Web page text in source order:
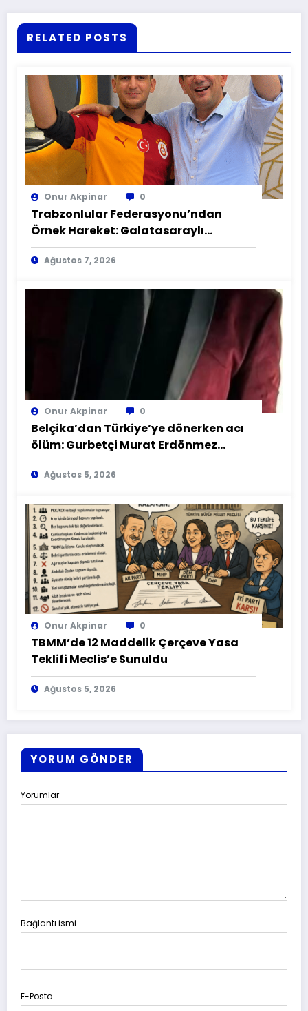
RELATED POSTS
Onur Akpinar 0
Trabzonlular Federasyonu’ndan
Örnek Hareket: Galatasaraylı
Taraftarın Gönlü Alındı
Ağustos 7, 2026
Onur Akpinar 0
Belçika’dan Türkiye’ye dönerken acı
ölüm: Gurbetçi Murat Erdönmez
Sırbistan’da hayatını kaybetti
Ağustos 5, 2026
Onur Akpinar 0
TBMM’de 12 Maddelik Çerçeve Yasa
Teklifi Meclis’e Sunuldu
Ağustos 5, 2026
YORUM GÖNDER
Yorumlar
Bağlantı ismi
E-Posta